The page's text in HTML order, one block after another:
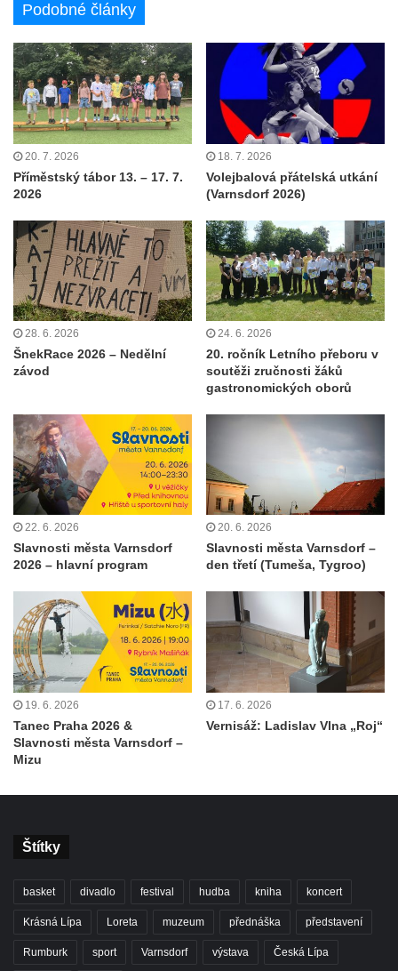
Podobné články
20. 7. 2026
Příměstský tábor 13. – 17. 7.
2026
18. 7. 2026
Volejbalová přátelská utkání
(Varnsdorf 2026)
28. 6. 2026
ŠnekRace 2026 – Nedělní
závod
24. 6. 2026
20. ročník Letního přeboru v
soutěži zručnosti žáků
gastronomických oborů
22. 6. 2026
Slavnosti města Varnsdorf
2026 – hlavní program
20. 6. 2026
Slavnosti města Varnsdorf –
den třetí (Tumeša, Tygroo)
19. 6. 2026
Tanec Praha 2026 &
Slavnosti města Varnsdorf –
Mizu
17. 6. 2026
Vernisáž: Ladislav Vlna „Roj“
Štítky
basket divadlo festival hudba kniha koncert
Krásná Lípa Loreta muzeum přednáška představení
Rumburk sport Varnsdorf výstava Česká Lípa